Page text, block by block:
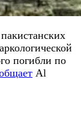
погибли по
Al